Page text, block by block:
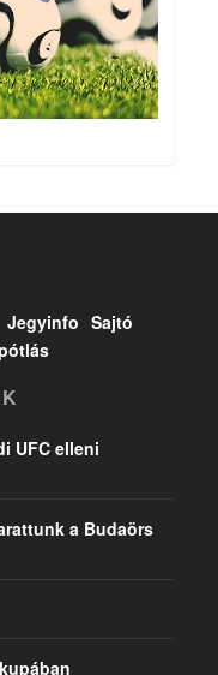
Jegyinfo Sajtó
UFC elleni
a Budaörs